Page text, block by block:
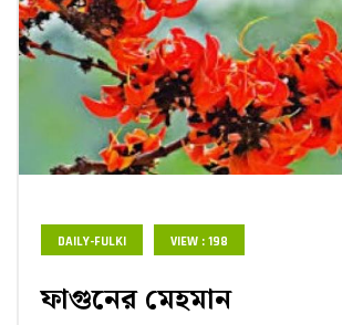
DAILY-FULKI VIEW : 198
ফাগুনের মেহমান